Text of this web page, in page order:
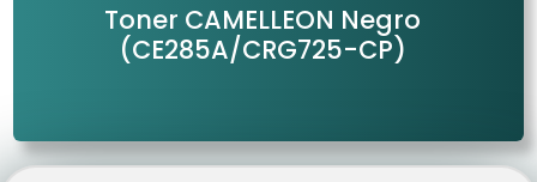
Toner CAMELLEON Negro
(CE285A/CRG725-CP)